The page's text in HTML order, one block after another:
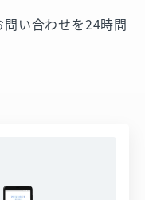
い合わせを24時間